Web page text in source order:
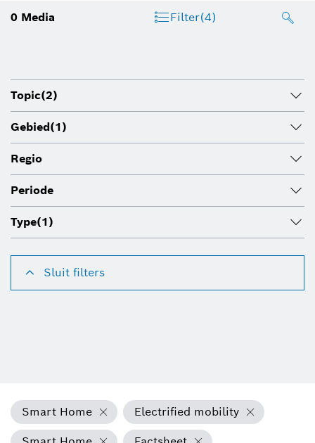
0 Media Filter(4)
Topic(2)
Gebied(1)
Regio
Periode
Type(1)
Sluit filters
Smart Home
Electrified mobility